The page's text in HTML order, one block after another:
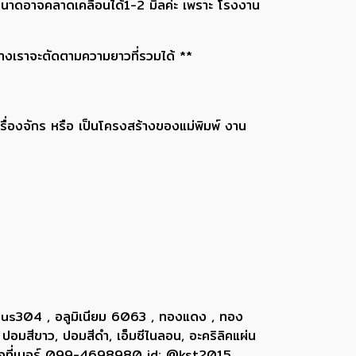
าจคลาดเคลื่อนได้1-2 มิลค่ะ เพราะ โรงงาน
ราจะตัดตามความยาวที่รวมได้ **
องจักร หรือ เป็นโครงสร้างของแม่พิมพ์ งาน
, อลูมิเนียม 6063 , ทองแดง , ทอง
มสีขาว, ปอมสีดำ, เอ็มซีไนลอน, อะคริลิคแผ่น